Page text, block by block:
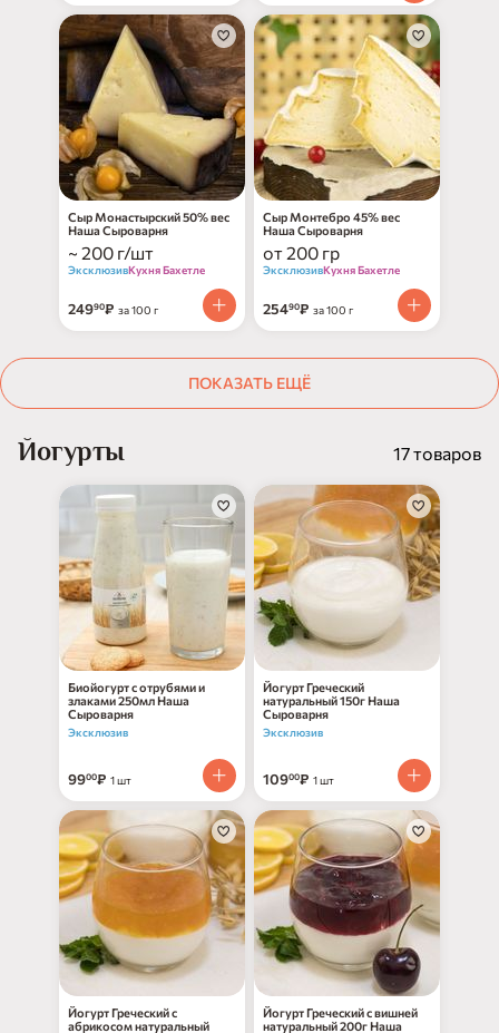
Сыр Монастырский 50% вес
Наша Сыроварня
~ 200 г/шт
ЭксклюзивКухня Бахетле
24990₽ за 100 г
Сыр Монтебро 45% вес
Наша Сыроварня
от 200 гр
ЭксклюзивКухня Бахетле
25490₽ за 100 г
ПОКАЗАТЬ ЕЩЁ
Йогурты 17 товаров
Биойогурт с отрубями и
злаками 250мл Наша
Сыроварня
Эксклюзив
9900₽ 1 шт
Йогурт Греческий
натуральный 150г Наша
Сыроварня
Эксклюзив
10900₽ 1 шт
Йогурт Греческий с
абрикосом натуральный
Йогурт Греческий с вишней
натуральный 200г Наша